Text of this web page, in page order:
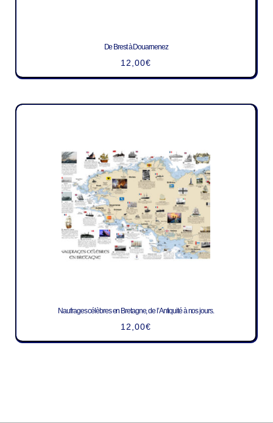
De Brest à Douarnenez
12,00€
Naufrages célèbres en Bretagne, de l’Antiquité à nos jours.
12,00€